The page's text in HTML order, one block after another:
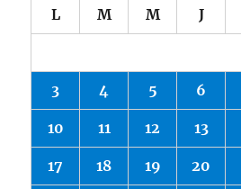
L M M J
3 4 5 6
10 11 12 13
17 18 19 20